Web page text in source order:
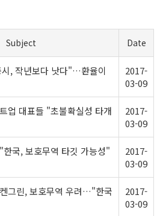
Subject Date
, 작년보다 낫다"…환율이
2017-
03-09
업 대표들 "초불확실성 타개
2017-
03-09
국, 보호무역 타깃 가능성"
2017-
03-09
그린, 보호무역 우려…"한국
2017-
03-09